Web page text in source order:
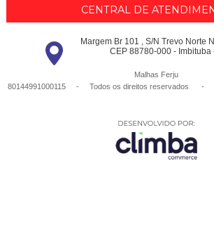
CENTRAL DE
Margem Br 101 , S/N Trevo Norte
CEP 88780-000 - Imbituba
Malhas Ferju
80144991000115 - Todos os direitos reservados
-